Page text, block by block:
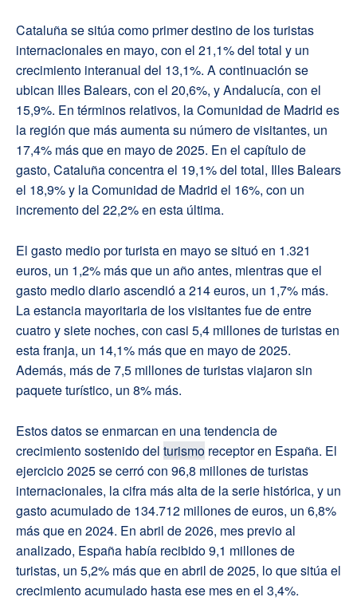
Cataluña se sitúa como primer destino de los turistas
internacionales en mayo, con el 21,1% del total y un
crecimiento interanual del 13,1%. A continuación se
ubican Illes Balears, con el 20,6%, y Andalucía, con el
15,9%. En términos relativos, la Comunidad de Madrid es
la región que más aumenta su número de visitantes, un
17,4% más que en mayo de 2025. En el capítulo de
gasto, Cataluña concentra el 19,1% del total, Illes Balears
el 18,9% y la Comunidad de Madrid el 16%, con un
incremento del 22,2% en esta última.
El gasto medio por turista en mayo se situó en 1.321
euros, un 1,2% más que un año antes, mientras que el
gasto medio diario ascendió a 214 euros, un 1,7% más.
La estancia mayoritaria de los visitantes fue de entre
cuatro y siete noches, con casi 5,4 millones de turistas en
esta franja, un 14,1% más que en mayo de 2025.
Además, más de 7,5 millones de turistas viajaron sin
paquete turístico, un 8% más.
Estos datos se enmarcan en una tendencia de
crecimiento sostenido del turismo receptor en España. El
ejercicio 2025 se cerró con 96,8 millones de turistas
internacionales, la cifra más alta de la serie histórica, y un
gasto acumulado de 134.712 millones de euros, un 6,8%
más que en 2024. En abril de 2026, mes previo al
analizado, España había recibido 9,1 millones de
turistas, un 5,2% más que en abril de 2025, lo que sitúa el
crecimiento acumulado hasta ese mes en el 3,4%.